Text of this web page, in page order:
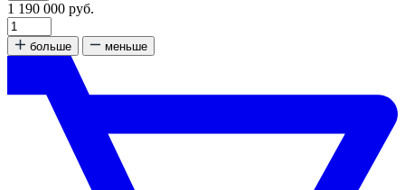
1 190 000 руб.
больше меньше